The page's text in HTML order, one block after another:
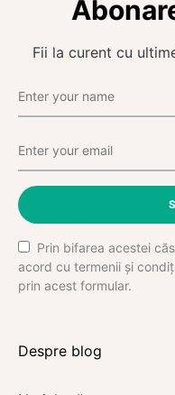
Fii la curent cu
Prin bifarea acestei
acord cu termenii și
prin acest formular.
Despre blog